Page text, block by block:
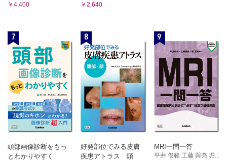
重症小児における循環管理
重症小児の脳神経管理
輸 血
鎮静・鎮痛
透 析
32. 日本と海外におけるICUの違いと特徴はどのようなもの
があるか？〈小野雄一郎〉
総 論
日本とオーストラリアのICUの比較
将来向かうべきICU診療の方向
33. ICUを対象とした臨床研究はどのように行うべきか？
￥4,400
￥2,640
7
頭部画像診断をもっ
とわかりやすく
8
好発部位でみる皮膚
疾患アトラス 頭
9
MRI一問一答
平井 俊範 工藤 與亮 堀...